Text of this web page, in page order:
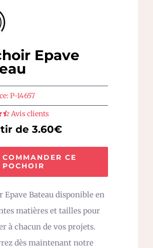
Epave
P-14657
sur
Avis clients
de 3.60€
COMMANDER CE
POCHOIR
Epave Bateau disponible en
matières et tailles pour
à chacun de vos projets.
dès maintenant notre